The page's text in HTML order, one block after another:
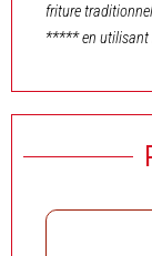
friture
***** en utilisant